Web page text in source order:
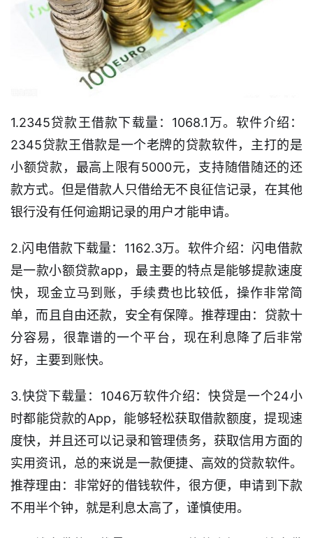
1.2345贷款王借款下载量：1068.1万。软件介绍：
2345贷款王借款是一个老牌的贷款软件，主打的是
小额贷款，最高上限有5000元，支持随借随还的还
款方式。但是借款人只借给无不良征信记录，在其他
银行没有任何逾期记录的用户才能申请。
2.闪电借款下载量：1162.3万。软件介绍：闪电借款
是一款小额贷款app，最主要的特点是能够提款速度
快，现金立马到账，手续费也比较低，操作非常简
单，而且自由还款，安全有保障。推荐理由：贷款十
分容易，很靠谱的一个平台，现在利息降了后非常
好，主要到账快。
3.快贷下载量：1046万软件介绍：快贷是一个24小
时都能贷款的App，能够轻松获取借款额度，提现速
度快，并且还可以记录和管理债务，获取信用方面的
实用资讯，总的来说是一款便捷、高效的贷款软件。
推荐理由：非常好的借钱软件，很方便，申请到下款
不用半个钟，就是利息太高了，谨慎使用。